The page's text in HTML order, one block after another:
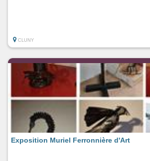
CLUNY
Exposition Muriel Ferronnière d'Art